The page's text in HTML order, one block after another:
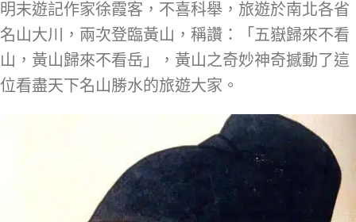
明末遊記作家徐霞客，不喜科舉，旅遊於南北各省
名山大川，兩次登臨黃山，稱讚：「五嶽歸來不看
山，黃山歸來不看岳」，黃山之奇妙神奇撼動了這
位看盡天下名山勝水的旅遊大家。